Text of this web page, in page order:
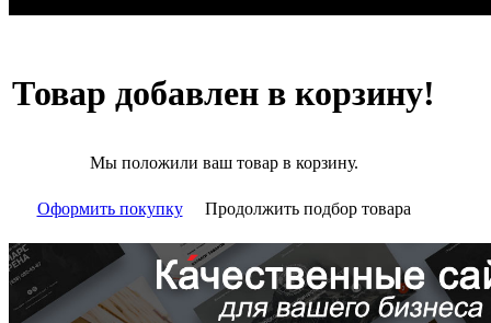
Товар добавлен в корзину!
Мы положили ваш товар в корзину.
Оформить покупку Продолжить подбор товара